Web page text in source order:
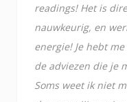
readings! Het is
nauwkeurig, en
energie! Je hebt
de adviezen die je
Soms weet ik niet